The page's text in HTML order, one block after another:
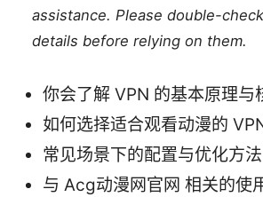
assistance. Please double-
details before relying on them.
你会了解 VPN 的基本原理与
如何选择适合观看动漫的
常见场景下的配置与优化方法
与 Acg动漫网官网 相关的使